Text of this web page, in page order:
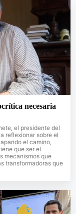
necesaria
el presidente del
reflexionar sobre el
el camino,
que ser el
mecanismos que
transformadoras que